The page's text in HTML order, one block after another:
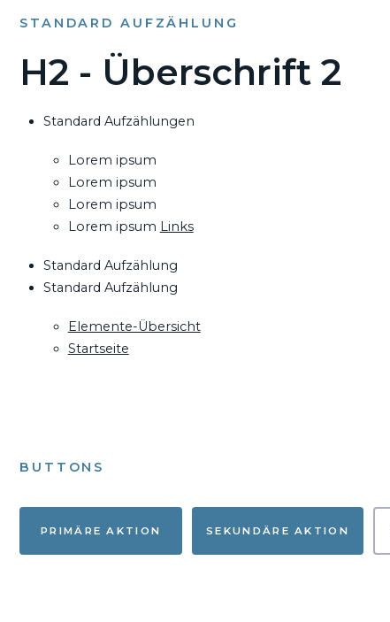
STANDARD AUFZÄHLUNG
H2 - Überschrift 2
Standard Aufzählungen
Lorem ipsum
Lorem ipsum
Lorem ipsum
Lorem ipsum Links
Standard Aufzählung
Standard Aufzählung
Elemente-Übersicht
Startseite
BUTTONS
PRIMÄRE AKTION SEKUNDÄRE AKTION